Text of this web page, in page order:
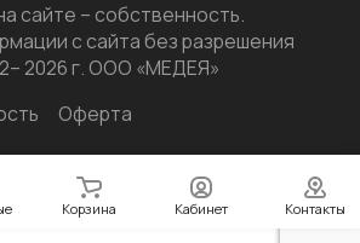
Корзина Кабинет Контакты
сайте – собственность.
с сайта без разрешения
2026 г. ООО «МЕДЕЯ»
Оферта